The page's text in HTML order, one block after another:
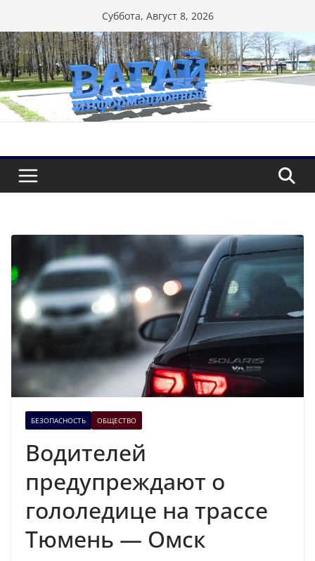
к
содержимому
Суббота, Август 8, 2026
БЕЗОПАСНОСТЬ ОБЩЕСТВО
Водителей
предупреждают о
гололедице на трассе
Тюмень — Омск